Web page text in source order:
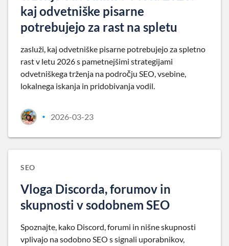
kaj odvetniške pisarne
potrebujejo za rast na spletu
zasluži, kaj odvetniške pisarne potrebujejo za spletno
rast v letu 2026 s pametnejšimi strategijami
odvetniškega trženja na področju SEO, vsebine,
lokalnega iskanja in pridobivanja vodil.
• 2026-03-23
SEO
Vloga Discorda, forumov in
skupnosti v sodobnem SEO
Spoznajte, kako Discord, forumi in nišne skupnosti
vplivajo na sodobno SEO s signali uporabnikov,